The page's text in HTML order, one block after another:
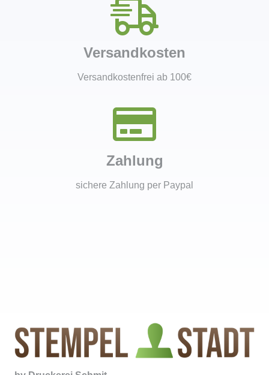
Versandkosten
Versandkostenfrei ab 100€
Zahlung
sichere Zahlung per Paypal